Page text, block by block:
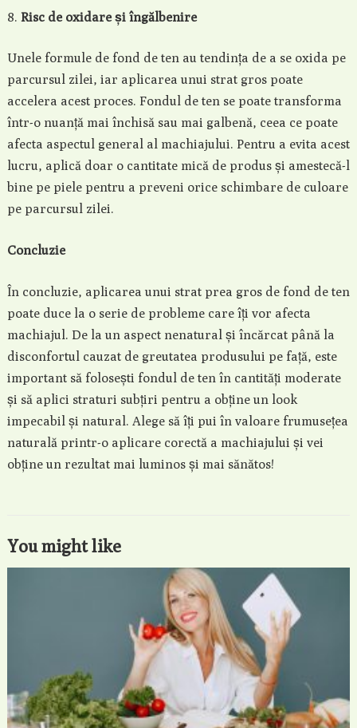
Risc de oxidare și îngălbenire
Unele formule de fond de ten au tendința de a se oxida pe
parcursul zilei, iar aplicarea unui strat gros poate
accelera acest proces. Fondul de ten se poate transforma
într-o nuanță mai închisă sau mai galbenă, ceea ce poate
afecta aspectul general al machiajului. Pentru a evita acest
lucru, aplică doar o cantitate mică de produs și amestecă-l
bine pe piele pentru a preveni orice schimbare de culoare
pe parcursul zilei.
Concluzie
În concluzie, aplicarea unui strat prea gros de fond de ten
poate duce la o serie de probleme care îți vor afecta
machiajul. De la un aspect nenatural și încărcat până la
disconfortul cauzat de greutatea produsului pe față, este
important să folosești fondul de ten în cantități moderate
și să aplici straturi subțiri pentru a obține un look
impecabil și natural. Alege să îți pui în valoare frumusețea
naturală printr-o aplicare corectă a machiajului și vei
obține un rezultat mai luminos și mai sănătos!
You might like